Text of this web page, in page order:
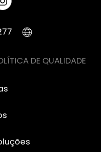
DE QUALIDADE